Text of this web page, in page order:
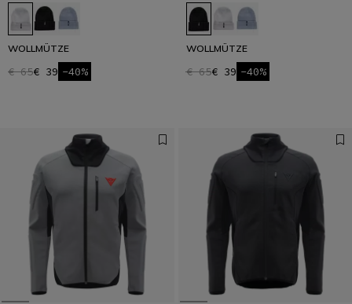
WOLLMÜTZE
€ 65€ 39 -40%
WOLLMÜTZE
€ 65€ 39 -40%